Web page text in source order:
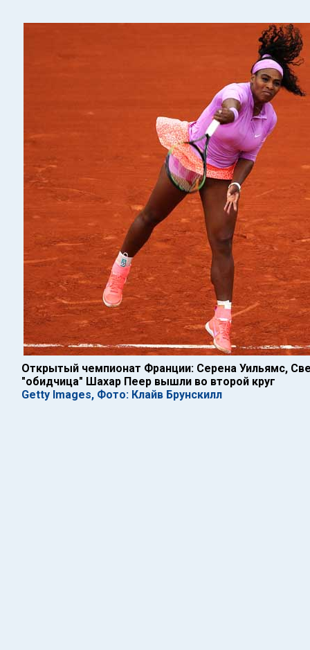
Открытый чемпионат Франции: Серена Уильямс,
"обидчица" Шахар Пеер вышли во второй круг
Getty Images, Фото: Клайв Брунскилл